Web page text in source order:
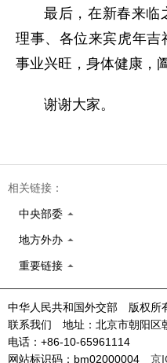
最后，在新春来临
理事、各位来宾虎年吉
事业兴旺，身体健康，
谢谢大家。
相关链接：
中央部委
地方外办
重要链接
中华人民共和国外交部 版权所
联系我们 地址：北京市朝阳
电话：+86-10-65961114
网站标识码：bm02000004 京